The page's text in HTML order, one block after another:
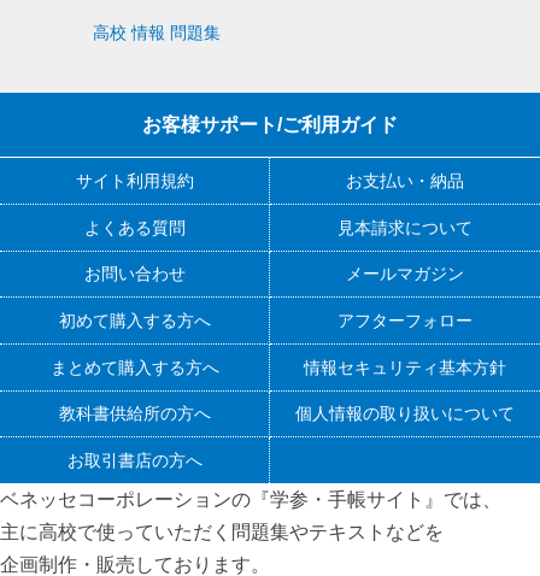
高校 情報 問題集
お客様サポート/ご利用ガイド
サイト利用規約 お支払い・納品
よくある質問 見本請求について
お問い合わせ メールマガジン
初めて購入する方へ アフターフォロー
まとめて購入する方へ 情報セキュリティ基本方針
教科書供給所の方へ 個人情報の取り扱いについて
お取引書店の方へ
ベネッセコーポレーションの『学参・手帳サイト』 では、
主に高校で使っていただく問題集やテキストなどを
企画制作・販売しております。